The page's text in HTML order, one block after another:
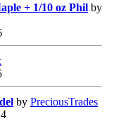
+ 1/10 oz Phil by
by PreciousTrades